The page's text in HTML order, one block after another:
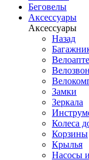
Беговелы
Аксессуары
Аксессуары
Назад
Замки
Зеркала
Колеса
Корзины
Крылья
Насосы